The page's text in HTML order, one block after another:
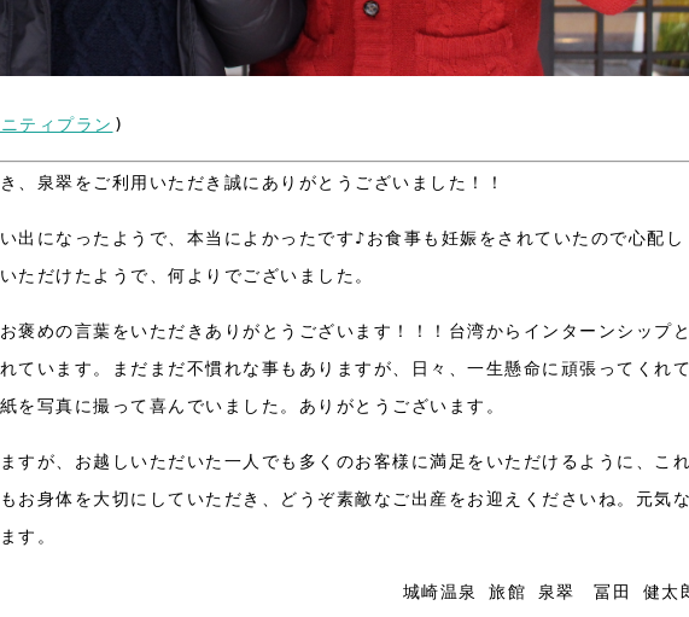
ティプラン )
、泉翠をご利用いただき誠にありがとうございました！！
出になったようで、本当によかったです♪お食事も妊娠をされていたので心配し
ただけたようで、何よりでございました。
褒めの言葉をいただきありがとうございます！！！台湾からインターンシップと
ています。まだまだ不慣れな事もありますが、日々、一生懸命に頑張ってくれて
を写真に撮って喜んでいました。ありがとうございます。
すが、お越しいただいた一人でも多くのお客様に満足をいただけるように、これ
お身体を大切にしていただき、どうぞ素敵なご出産をお迎えくださいね。元気な
す。
城崎温泉 旅館 泉翠 冨田 健太